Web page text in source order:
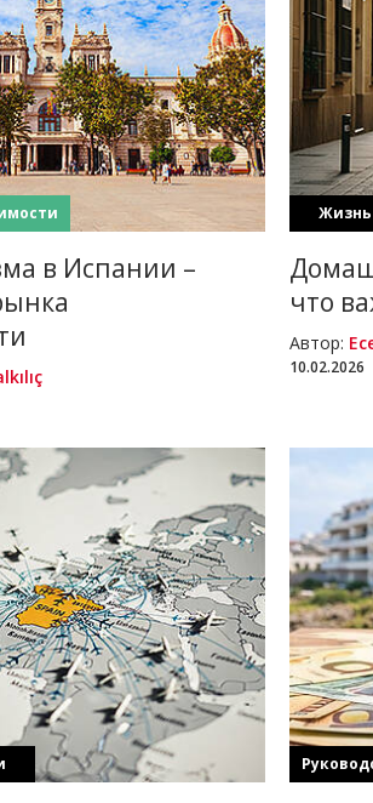
в Испании –
Жизнь
что
Автор:
10.02.2026